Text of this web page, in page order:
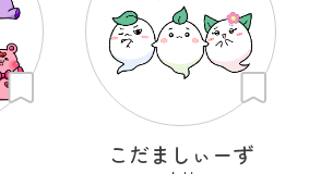
こだましぃーず